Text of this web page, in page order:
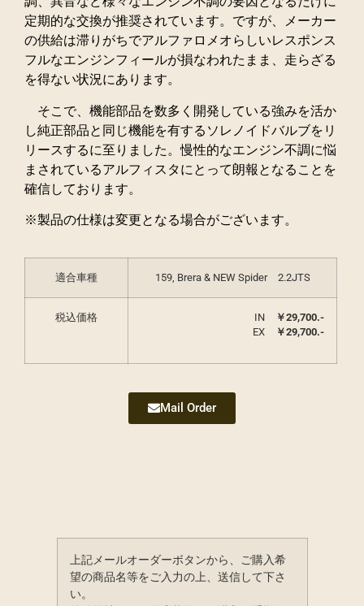
定期的な交換が推奨されています。ですが、メーカー
の供給は滞りがちでアルファロメオらしいレスポンス
フルなエンジンフィールが損なわれたまま、走らざる
を得ない状況にあります。
そこで、機能部品を数多く開発している強みを活か
し純正部品と同じ機能を有するソレノイドバルブをリ
リースするに至りました。慢性的なエンジン不調に悩
まされているアルフィスタにとって朗報となることを
確信しております。
※製品の仕様は変更となる場合がございます。
適合車種 159, Brera & NEW Spider 2.2JTS
税込価格 IN
￥29,700.-
EX
￥29,700.-
Mail Order
上記メールオーダーボタンから、ご購入希
望の商品名等をご入力の上、送信して下さ
い。